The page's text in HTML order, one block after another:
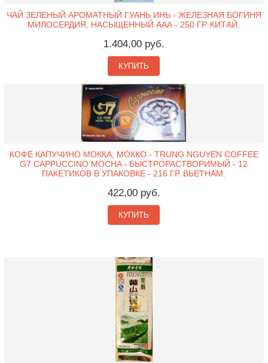
ЧАЙ ЗЕЛЕНЫЙ АРОМАТНЫЙ ГУАНЬ ИНЬ - ЖЕЛЕЗНАЯ БОГИНЯ
МИЛОСЕРДИЯ, НАСЫЩЕННЫЙ ААА - 250 ГР. КИТАЙ.
1.404,00 руб.
КУПИТЬ
КОФЕ КАПУЧИНО МОККА, МОККО - TRUNG NGUYEN COFFEE
G7 CAPPUCCINO MOCHA - БЫСТРОРАСТВОРИМЫЙ - 12
ПАКЕТИКОВ В УПАКОВКЕ - 216 ГР. ВЬЕТНАМ.
422,00 руб.
КУПИТЬ